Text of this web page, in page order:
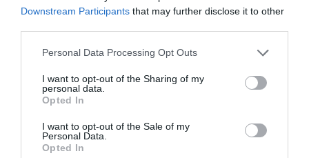
Downstream Participants that may further disclose it to other
Personal Data Processing Opt Outs
I want to opt-out of the Sharing of my
personal data.
Opted In
I want to opt-out of the Sale of my
Personal Data.
Opted In
FAIRE UN DON
Appel aux lecteurs !
développement !